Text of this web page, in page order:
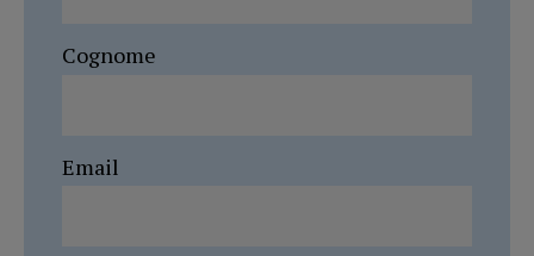
Cognome
Email